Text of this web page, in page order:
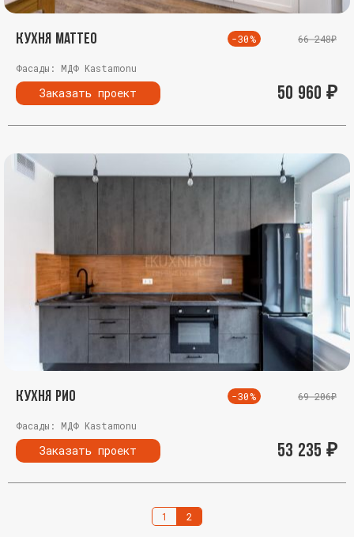
Кухня Маттео -30% 66 248₽
Фасады: МДФ Kastamonu
Заказать проект 50 960 ₽
Кухня Рио -30% 69 206₽
Фасады: МДФ Kastamonu
Заказать проект 53 235 ₽
1 2